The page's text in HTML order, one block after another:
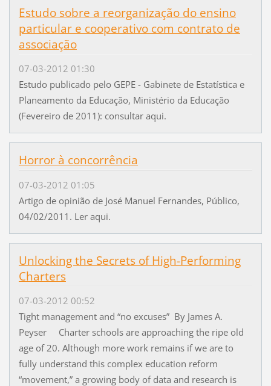
Estudo sobre a reorganização do ensino
particular e cooperativo com contrato de
associação
07-03-2012 01:30
Estudo publicado pelo GEPE - Gabinete de Estatística e
Planeamento da Educação, Ministério da Educação
(Fevereiro de 2011): consultar aqui.
Horror à concorrência
07-03-2012 01:05
Artigo de opinião de José Manuel Fernandes, Público,
04/02/2011. Ler aqui.
Unlocking the Secrets of High-Performing
Charters
07-03-2012 00:52
Tight management and “no excuses” By James A.
Peyser Charter schools are approaching the ripe old
age of 20. Although more work remains if we are to
fully understand this complex education reform
“movement,” a growing body of data and research is